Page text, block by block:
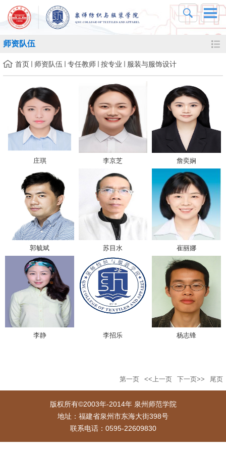
师资队伍
首页 师资队伍 专任教师 按专业 服装与服饰设计
庄琪 李京芝 詹奕娴
郭毓斌 苏目水 崔丽娜
李静 李招乐 杨志锋
第一页 <<上一页 下一页>> 尾页
版权所有©2003年-2014年 泉州师范学院
地址：福建省泉州市东海大街398号
联系电话：0595-22609830